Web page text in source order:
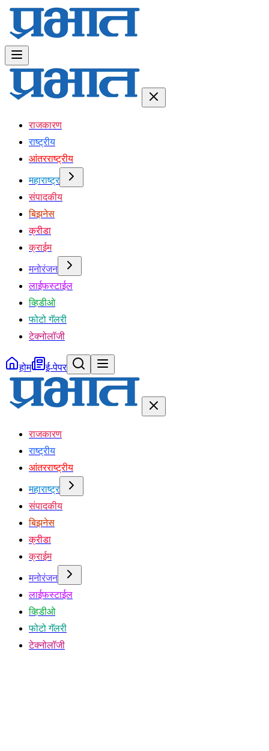
राजकारण
राष्ट्रीय
आंतरराष्ट्रीय
महाराष्ट्र
संपादकीय
बिझनेस
क्रीडा
क्राईम
मनोरंजन
लाईफस्टाईल
व्हिडीओ
फोटो गॅलरी
टेक्नोलॉजी
होम ई-पेपर
राजकारण
राष्ट्रीय
आंतरराष्ट्रीय
महाराष्ट्र
संपादकीय
बिझनेस
क्रीडा
क्राईम
मनोरंजन
लाईफस्टाईल
व्हिडीओ
फोटो गॅलरी
टेक्नोलॉजी